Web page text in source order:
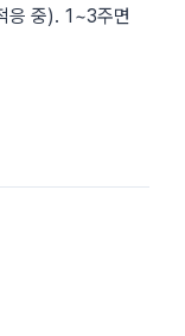
응 중). 1~3주면